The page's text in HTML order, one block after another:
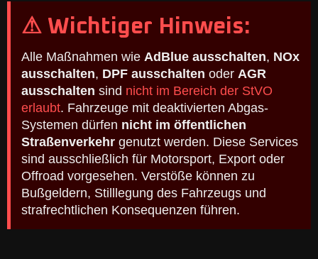
⚠ Wichtiger Hinweis:
Alle Maßnahmen wie AdBlue ausschalten, NOx
ausschalten, DPF ausschalten oder AGR
ausschalten sind nicht im Bereich der StVO
erlaubt. Fahrzeuge mit deaktivierten Abgas-
Systemen dürfen nicht im öffentlichen
Straßenverkehr genutzt werden. Diese Services
sind ausschließlich für Motorsport, Export oder
Offroad vorgesehen. Verstöße können zu
Bußgeldern, Stilllegung des Fahrzeugs und
strafrechtlichen Konsequenzen führen.